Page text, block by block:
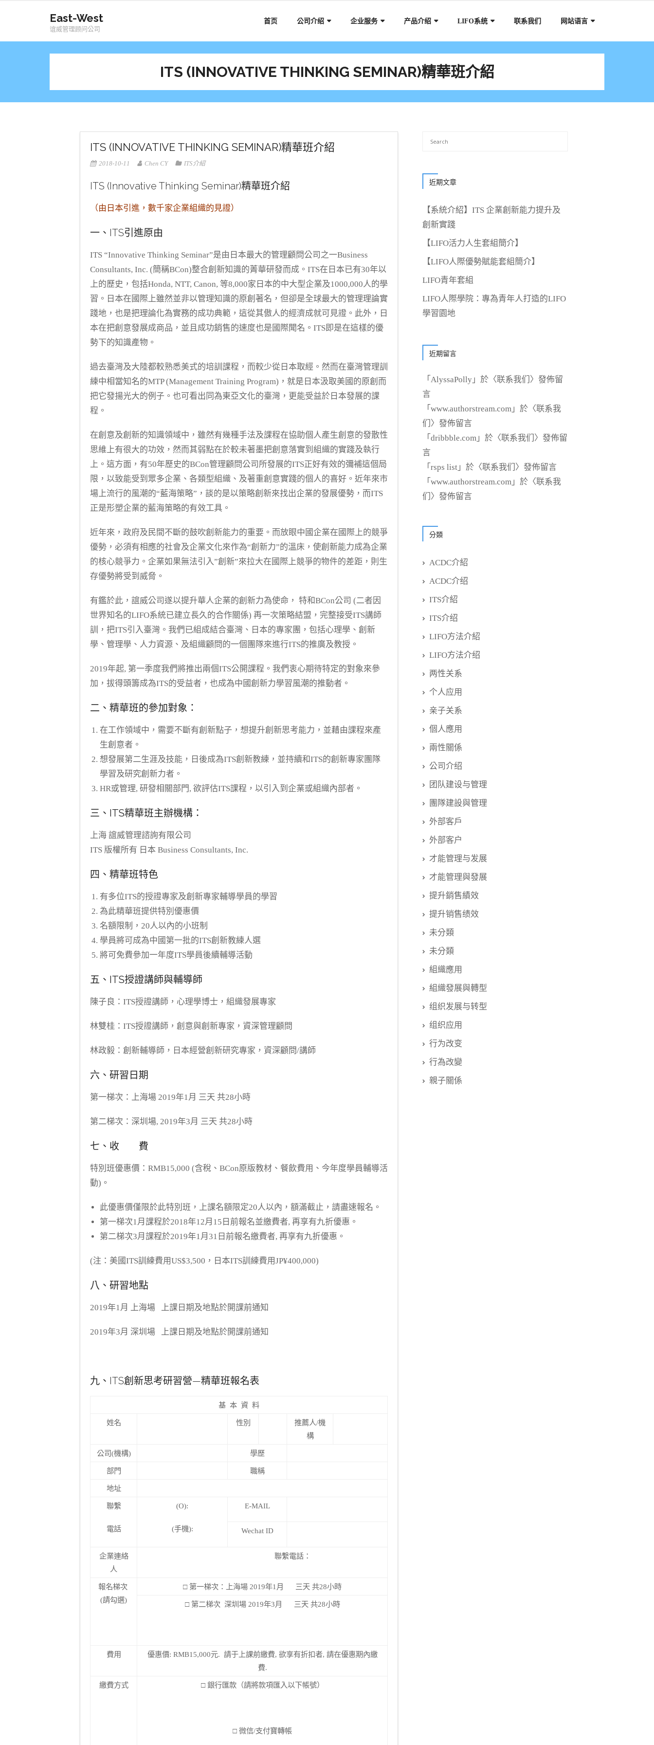
East-West
谊威管理顾问公司
首页 公司介绍 企业服务 产品介绍 LIFO系统 联系我们 网站语言
ITS (INNOVATIVE THINKING SEMINAR)精華班介紹
ITS (INNOVATIVE THINKING SEMINAR)精華班介紹
2018-10-11 Chen CY ITS介紹
ITS (Innovative Thinking Seminar)精華班介紹
（由日本引進，數千家企業組織的見證）
一、ITS引進原由
ITS “Innovative Thinking Seminar”是由日本最大的管理顧問公司之一Business
Consultants, Inc. (簡稱BCon)整合創新知識的菁華研發而成。ITS在日本已有30年以
上的歷史，包括Honda, NTT, Canon, 等8,000家日本的中大型企業及1000,000人的學
習。日本在國際上雖然並非以管理知識的原創著名，但卻是全球最大的管理理論實
踐地，也是把理論化為實務的成功典範，這從其傲人的經濟成就可見證。此外，日
本在把創意發展成商品，並且成功銷售的速度也是國際聞名。ITS即是在這樣的優
勢下的知識產物。
過去臺灣及大陸都較熟悉美式的培訓課程，而較少從日本取經。然而在臺灣管理訓
練中相當知名的MTP (Management Training Program)，就是日本汲取美國的原創而
把它發揚光大的例子。也可看出同為東亞文化的臺灣，更能受益於日本發展的課
程。
在創意及創新的知識領域中，雖然有幾種手法及課程在協助個人產生創意的發散性
思維上有很大的功效，然而其弱點在於較未著墨把創意落實到組織的實踐及執行
上。這方面，有50年歷史的BCon管理顧問公司所發展的ITS正好有效的彌補這個局
限，以致能受到眾多企業、各類型組織、及著重創意實踐的個人的喜好。近年來市
場上流行的風潮的“藍海策略”，談的是以策略創新來找出企業的發展優勢，而ITS
正是形塑企業的藍海策略的有效工具。
近年來，政府及民間不斷的鼓吹創新能力的重要。而放眼中國企業在國際上的競爭
優勢，必須有相應的社會及企業文化來作為“創新力”的溫床，使創新能力成為企業
的核心競爭力。企業如果無法引入”創新”來拉大在國際上競爭的物件的差距，則生
存優勢將受到威脅。
有鑑於此，誼威公司遂以提升華人企業的創新力為使命， 特和BCon公司 (二者因
世界知名的LIFO系統已建立長久的合作關係) 再一次策略結盟，完整接受ITS講師
訓，把ITS引入臺灣。我們已組成結合臺灣、日本的專家團，包括心理學、創新
學、管理學、人力資源、及組織顧問的一個團隊來進行ITS的推廣及教授。
2019年起, 第一季度我們將推出兩個ITS公開課程。我們衷心期待特定的對象來參
加，拔得頭籌成為ITS的受益者，也成為中國創新力學習風潮的推動者。
二、精華班的參加對象：
在工作領域中，需要不斷有創新點子，想提升創新思考能力，並藉由課程來產
生創意者。
想發展第二生涯及技能，日後成為ITS創新教練，並持續和ITS的創新專家團隊
學習及研究創新力者。
HR或管理, 研發相關部門, 欲評估ITS課程，以引入到企業或組織內部者。
三、ITS精華班主辦機構：
上海 誼威管理諮詢有限公司
ITS 版權所有 日本 Business Consultants, Inc.
四、精華班特色
有多位ITS的授證專家及創新專家輔導學員的學習
為此精華班提供特別優惠價
名額限制，20人以內的小班制
學員將可成為中國第一批的ITS創新教練人選
將可免費參加一年度ITS學員後續輔導活動
五、ITS授證講師與輔導師
陳子良：ITS授證講師，心理學博士，組織發展專家
林雙桂：ITS授證講師，創意與創新專家，資深管理顧問
林政毅：創新輔導師，日本經營創新研究專家，資深顧問/講師
六、研習日期
第一梯次：上海場 2019年1月 三天 共28小時
第二梯次：深圳場, 2019年3月 三天 共28小時
七、收 費
特別班優惠價 ： RMB15,000 (含稅、BCon原版教材、餐飲費用、今年度學員輔導活
動)。
此優惠價僅限於此特別班，上課名額限定20人以內，額滿截止，請盡速報名。
第一梯次1月課程於2018年12月15日前報名並繳費者, 再享有九折優惠。
第二梯次3月課程於2019年1月31日前報名繳費者, 再享有九折優惠。
(注：美國ITS訓練費用US$3,500，日本ITS訓練費用JP¥400,000)
八、研習地點
2019年1月 上海場 上課日期及地點於開課前通知
2019年3月 深圳場 上課日期及地點於開課前通知
九、ITS創新思考研習營—精華班報名表
基 本 資 料
姓名 性別
推薦人/機
構
公司(機構) 學歷
部門 職稱
地址
聯繫
電話
(O):
(手機):
E-MAIL
Wechat ID
企業連絡
人
聯繫電話：
報名梯次
(請勾選)
□ 第一梯次：上海場 2019年1月 三天 共28小時
□ 第二梯次 深圳場 2019年3月 三天 共28小時
費用
優惠價: RMB15,000元. 請于上課前繳費, 欲享有折扣者, 請在優惠期內繳
費.
繳費方式 □ 銀行匯款（請將款項匯入以下帳號）
□ 微信/支付寶轉帳
近期文章
【系統介紹】ITS 企業創新能力提升及
創新實踐
【LIFO活力人生套組簡介】
【LIFO人際優勢賦能套組簡介】
LIFO青年套組
LIFO人際學院：專為青年人打造的LIFO
學習園地
近期留言
「 AlyssaPolly 」於〈联系我们 〉發佈留
言
「 www.authorstream.com 」於〈联系我
们 〉發佈留言
「 dribbble.com 」於〈联系我们 〉發佈留
言
「 rsps list 」於〈联系我们 〉發佈留言
「 www.authorstream.com 」於〈联系我
们 〉發佈留言
分類
ACDC介紹
ACDC介绍
ITS介紹
ITS介绍
LIFO方法介紹
LIFO方法介绍
两性关系
个人应用
亲子关系
個人應用
兩性關係
公司介绍
团队建设与管理
團隊建設與管理
外部客戶
外部客户
才能管理与发展
才能管理與發展
提升銷售績效
提升销售绩效
未分類
未分類
組織應用
組織發展與轉型
组织发展与转型
组织应用
行为改变
行為改變
親子關係